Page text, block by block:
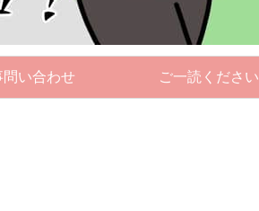
問い合わせ ご一読ください